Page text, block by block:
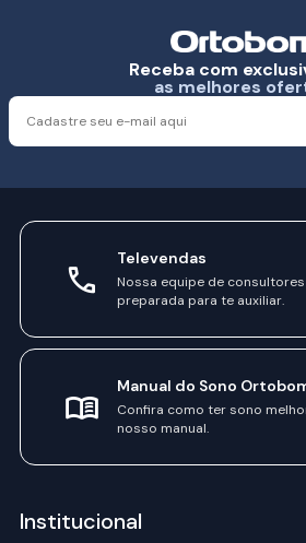
Receba com
as melhores
Televendas
Nossa equipe de
preparada para te auxiliar.
Manual do Sono
Confira como ter sono
nosso manual.
Institucional